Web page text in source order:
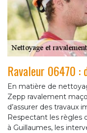
Ravaleur 06470 :
En matière de
Zepp ravalement
d’assurer des travaux
Respectant les règles
à Guillaumes, les